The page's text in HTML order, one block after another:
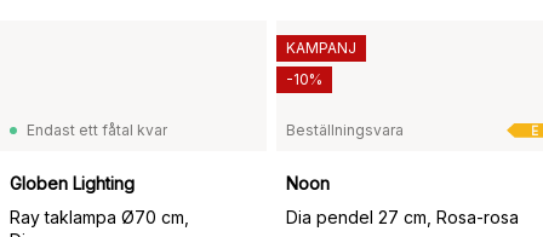
Endast ett fåtal kvar
Globen Lighting
Ray taklampa Ø70 cm,
E
Beställningsvara
Noon
Dia pendel 27 cm, Rosa-rosa
KAMPANJ
-10%